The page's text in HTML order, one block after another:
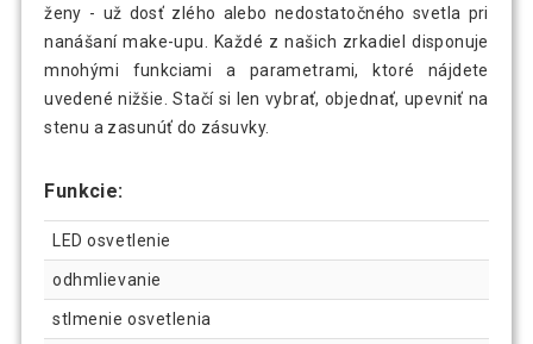
ženy - už dosť zlého alebo nedostatočného svetla pri
nanášaní make-upu. Každé z našich zrkadiel disponuje
mnohými funkciami a parametrami, ktoré nájdete
uvedené nižšie. Stačí si len vybrať, objednať, upevniť na
stenu a zasunúť do zásuvky.
Funkcie:
LED osvetlenie
odhmlievanie
stlmenie osvetlenia